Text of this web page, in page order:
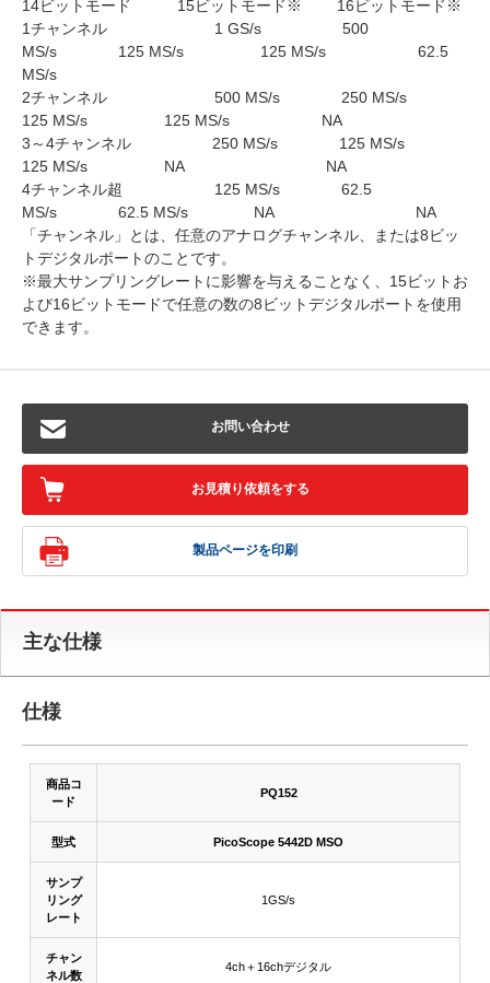
14ビットモード 15ビットモード※ 16ビットモード※
1チャンネル 1 GS/s 500
MS/s 125 MS/s 125 MS/s 62.5
MS/s
2チャンネル 500 MS/s 250 MS/s
125 MS/s 125 MS/s NA
3～4チャンネル 250 MS/s 125 MS/s
125 MS/s NA NA
4チャンネル超 125 MS/s 62.5
MS/s 62.5 MS/s NA NA
「チャンネル」とは、任意のアナログチャンネル、または8ビッ
トデジタルポートのことです。
※最大サンプリングレートに影響を与えることなく、15ビットお
よび16ビットモードで任意の数の8ビットデジタルポートを使用
できます。
お問い合わせ
お見積り依頼をする
製品ページを印刷
主な仕様
仕様
商品コ
ード
PQ152
型式 PicoScope 5442D MSO
サンプ
リング
レート
1GS/s
チャン
ネル数
4ch＋16chデジタル